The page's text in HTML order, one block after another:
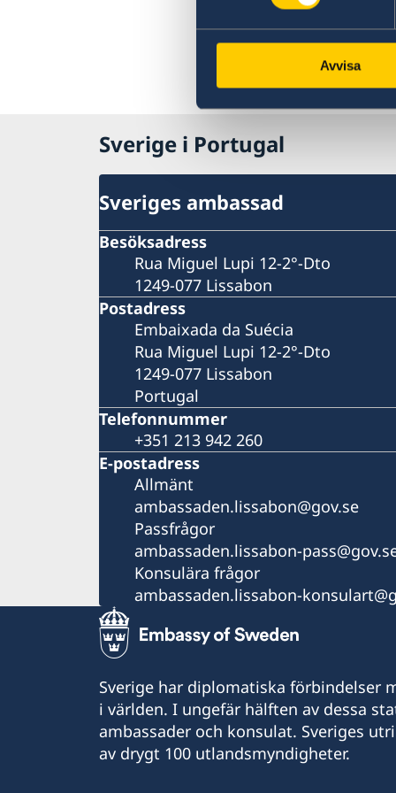
Avvisa
Sverige i Portugal
Sveriges ambassad
Besöksadress
Rua Miguel Lupi 12-2°-Dto
1249-077 Lissabon
Postadress
Embaixada da Suécia
Rua Miguel Lupi 12-2°-Dto
1249-077 Lissabon
Portugal
Telefonnummer
+351 213 942 260
E-postadress
Allmänt
ambassaden.lissabon@gov.se
Passfrågor
ambassaden.lissabon-
Konsulära frågor
ambassaden.lissabon-
Sverige har diplomatiska förbindelser
i världen. I ungefär hälften av dessa
ambassader och konsulat. Sveriges
av drygt 100 utlandsmyndigheter.